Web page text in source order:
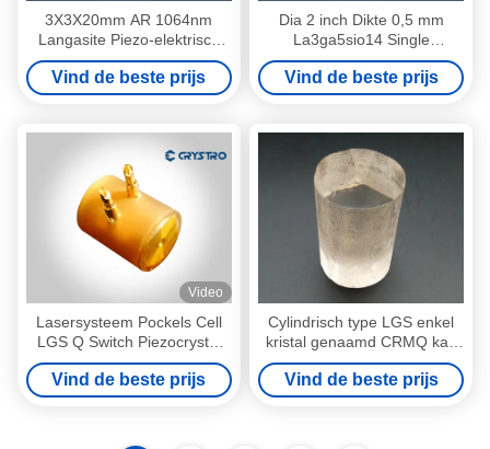
3X3X20mm AR 1064nm
Langasite Piezo-elektrisch
effect kristallen
La3Ga5SiO14
Vind de beste prijs
Dia 2 inch Dikte 0,5 mm
La3ga5sio14 Single
Langasite Crystal LGS
Substraat
Vind de beste prijs
Video
Lasersysteem Pockels Cell
LGS Q Switch Piezocrystal
LGS
Vind de beste prijs
Cylindrisch type LGS enkel
kristal genaamd CRMQ kan
BBO vervangen voor Q-
schakelaar
Vind de beste prijs